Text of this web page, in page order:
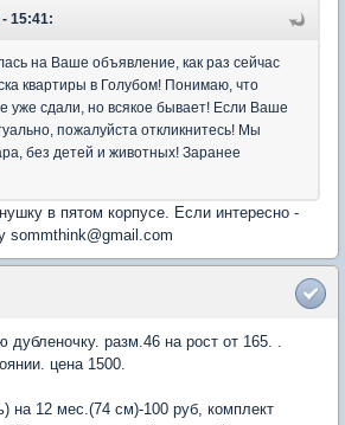
15:41:
на Ваше объявление, как раз сейчас
квартиры в Голубом! Понимаю, что
уже сдали, но всякое бывает! Если Ваше
пожалуйста откликнитесь! Мы
без детей и животных! Заранее
в пятом корпусе. Если интересно -
sommthink@gmail.com
дубленочку. разм.46 на рост от 165. .
цена 1500.
на 12 мес.(74 см)-100 руб, комплект